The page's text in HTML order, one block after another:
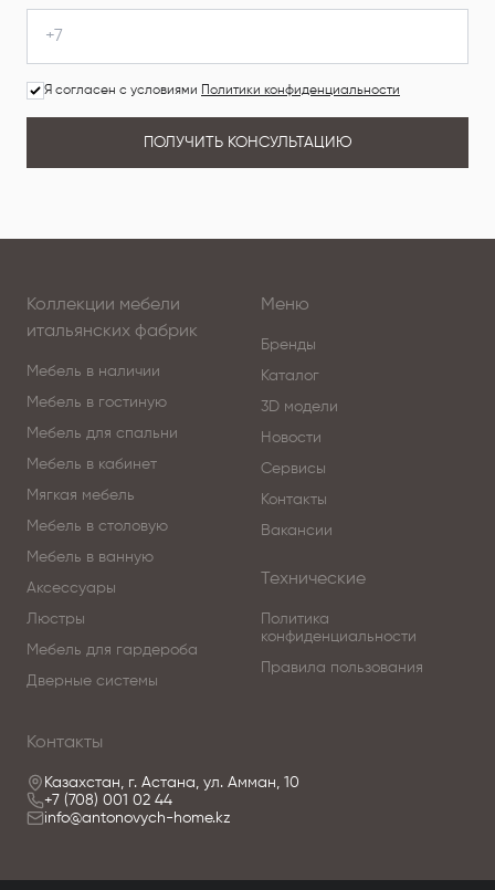
Я согласен с условиями Политики конфиденциальности
ПОЛУЧИТЬ КОНСУЛЬТАЦИЮ
Коллекции мебели
итальянских фабрик
Мебель в наличии
Мебель в гостиную
Мебель для спальни
Мебель в кабинет
Мягкая мебель
Мебель в столовую
Мебель в ванную
Аксессуары
Люстры
Мебель для гардероба
Дверные системы
Меню
Бренды
Каталог
3D модели
Новости
Сервисы
Контакты
Вакансии
Технические
Политика
конфиденциальности
Правила пользования
Контакты
Казахстан, г. Астана, ул. Амман, 10
+7 (708) 001 02 44
info@antonovych-home.kz